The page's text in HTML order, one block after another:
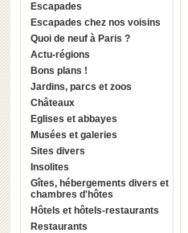
Escapades
Escapades chez nos voisins
Quoi de neuf à Paris ?
Actu-régions
Bons plans !
Jardins, parcs et zoos
Châteaux
Eglises et abbayes
Musées et galeries
Sites divers
Insolites
Gîtes, hébergements divers et
chambres d'hôtes
Hôtels et hôtels-restaurants
Restaurants